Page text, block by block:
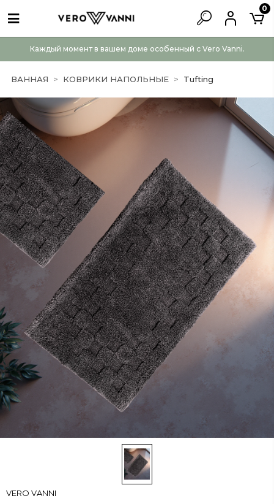
Каждый момент в вашем доме особенный с Vero Vanni.
0
ВАННАЯ КОВРИКИ НАПОЛЬНЫЕ Tufting
VERO VANNI